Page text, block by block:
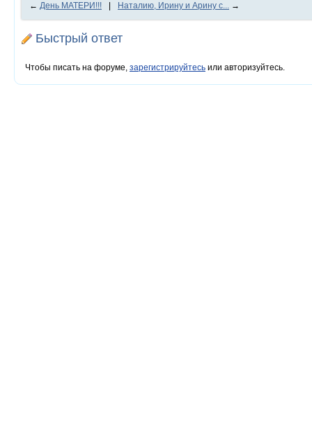
← День МАТЕРИ!!! Наталию, Ирину и Арину с... →
Быстрый ответ
Чтобы писать на форуме, зарегистрируйтесь или авторизуйтесь.